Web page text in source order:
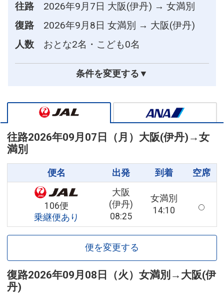
往路
2026年9月7日 大阪(伊丹) → 女満別
復路
2026年9月8日 女満別 → 大阪(伊丹)
人数
おとな2名・こども0名
条件を変更する▼
往路2026年09月07日（月） 大阪(伊丹) →女
満別
便名 出発 到着 空席
106便
乗継便あり
大阪
(伊丹)
08:25
女満別
14:10
便を変更する
復路2026年09月08日（火） 女満別 → 大阪(伊
丹)